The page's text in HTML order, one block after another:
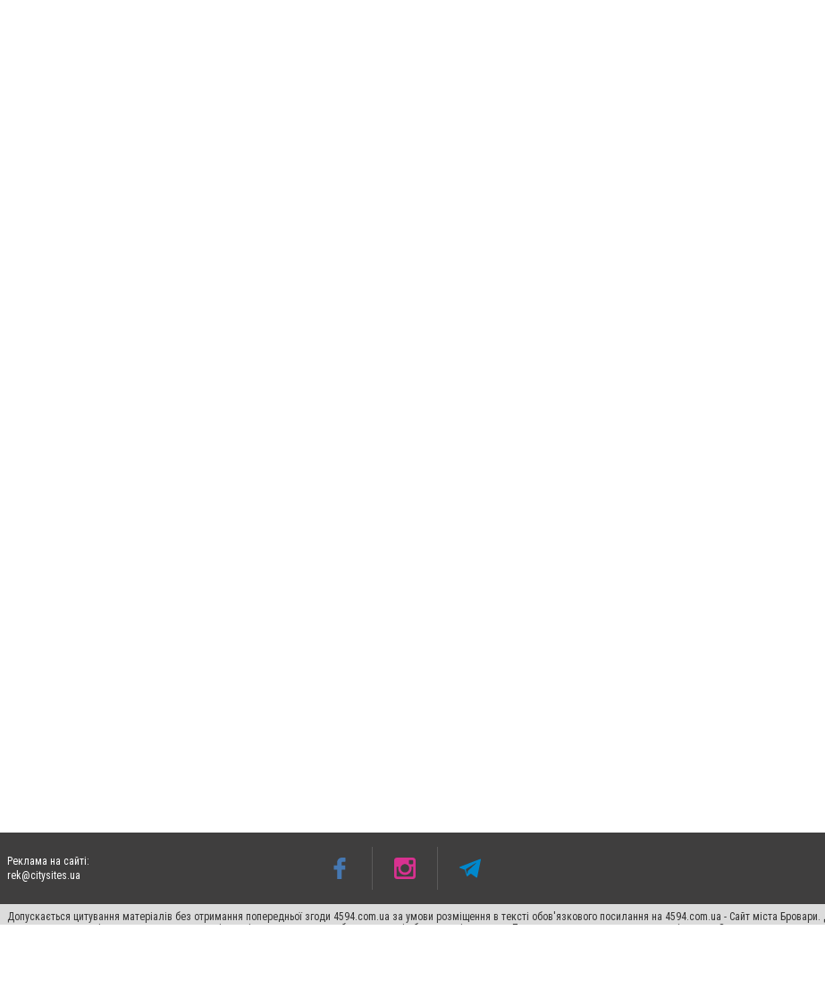
Реклама на сайті:
rek@citysites.ua
Допускається цитування матеріалів без отримання попередньої згоди 4594.com.ua за умови розміщення в тексті обов'язкового посилання на 4594.com.ua - Сайт міста
пошукових систем гіперпосилання на цитовані статті не нижче другого абзацу в тексті або в якості джерела. Порушення виняткових прав переслідується Законом.